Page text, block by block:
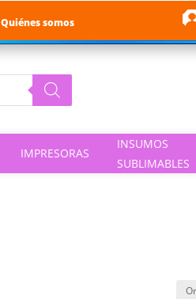
Quiénes somos
IMPRESORAS
INSUMOS
SUBLIMABLES